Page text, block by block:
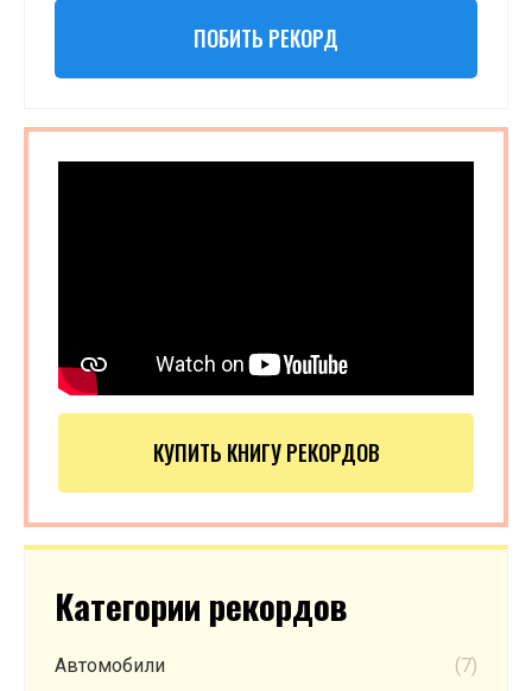
ПОБИТЬ РЕКОРД
КУПИТЬ КНИГУ РЕКОРДОВ
Категории рекордов
Автомобили
(7)